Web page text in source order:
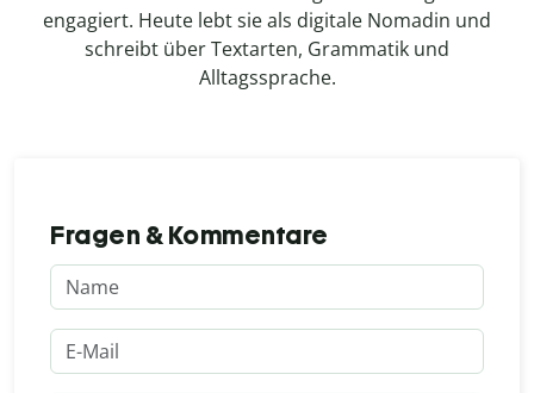
engagiert. Heute lebt sie als digitale Nomadin und
schreibt über Textarten, Grammatik und
Alltagssprache.
Fragen & Kommentare